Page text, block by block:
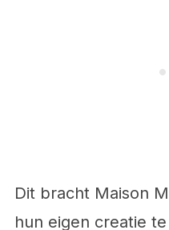
Dit bracht Maison
hun eigen creatie